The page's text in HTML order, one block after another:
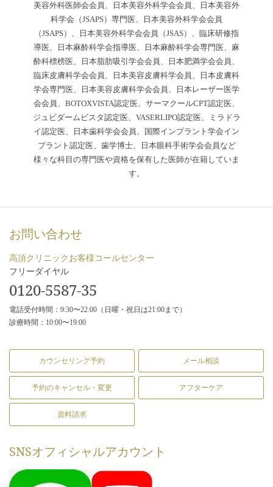
美容外科医師会会員、日本美容外科学会会員、日本美容外
科学会（JSAPS）専門医、日本美容外科学会会員
（JSAPS）、日本美容外科学会会員（JSAS）、臨床研修指
導医、日本麻酔科学会指導医、日本麻酔科学会専門医、麻
酔科標榜医、日本脂肪吸引学会会員、日本肥満学会会員、
臨床皮膚科学会会員、日本美容皮膚科学会員、日本皮膚科
学会専門医、日本美容皮膚科学会会員、日本レーザー医学
会会員、BOTOXVISTA認定医、サーマクールCPT認定医、
ジュビダームビスタ認定医、VASERLIPO認定医、ミラドラ
イ認定医、日本歯科学会会員、国際インプラント学会イン
プラント認定医、歯学博士、日本眼科手術学会会員など
様々な科目の専門医や資格を保有した医師が在籍していま
す。
お問い合わせ
高須クリニックお客様コールセンター
フリーダイヤル
0120-5587-35
電話受付時間：9:30〜22:00（日曜・祝日は21:00まで）
診療時間：10:00〜19:00
カウンセリング予約 メール相談
予約のキャンセル・変更 アフターケア
資料請求
SNSオフィシャルアカウント